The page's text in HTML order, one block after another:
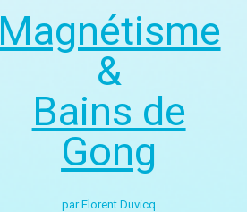
Magnétisme
&
Bains de
Gong
par Florent Duvicq